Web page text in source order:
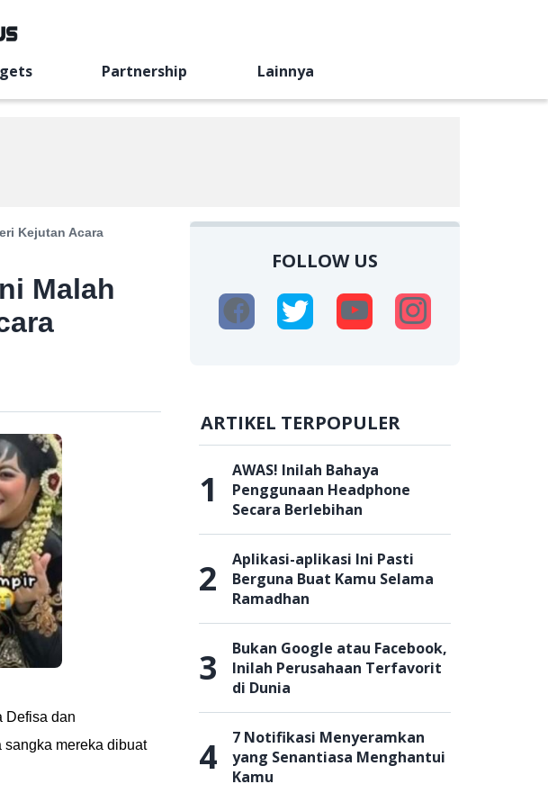
Partnership Lainnya
Kejutan Acara
Malah
Defisa dan
mereka dibuat
FOLLOW US
ARTIKEL TERPOPULER
1
AWAS! Inilah Bahaya
Penggunaan Headphone
Secara Berlebihan
2
Aplikasi-aplikasi Ini Pasti
Berguna Buat Kamu Selama
Ramadhan
3
Bukan Google atau Facebook,
Inilah Perusahaan Terfavorit
di Dunia
4
7 Notifikasi Menyeramkan
yang Senantiasa Menghantui
Kamu